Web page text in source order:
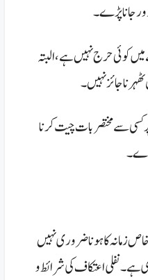
جانا پڑے۔
میں کوئی حرج نہیں ہے ، البتہ
جائز نہیں۔
کسی سے مختصر بات چیت کرنا
زمانہ کا ہونا ضروری نہیں
ہے ۔ نفلی اعتکاف کی شرائط و